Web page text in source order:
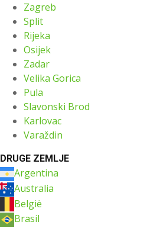
Zagreb
Split
Rijeka
Osijek
Zadar
Velika Gorica
Pula
Slavonski Brod
Karlovac
Varaždin
DRUGE ZEMLJE
Argentina
Australia
België
Brasil